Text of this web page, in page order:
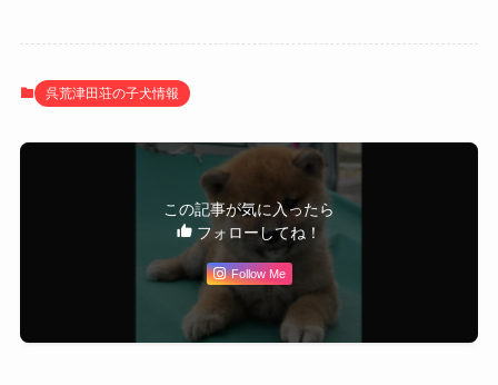
呉荒津田荘の子犬情報
この記事が気に入ったら
フォローしてね！
Follow Me